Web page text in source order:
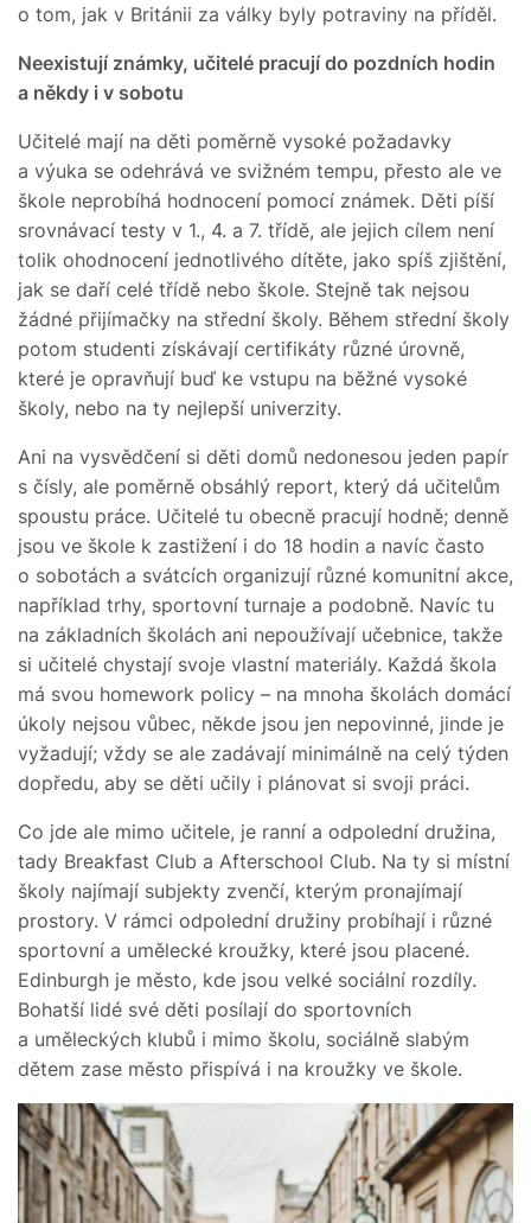
o tom, jak v Británii za války byly potraviny na příděl.
Neexistují známky, učitelé pracují do pozdních hodin
a někdy i v sobotu
Učitelé mají na děti poměrně vysoké požadavky
a výuka se odehrává ve svižném tempu, přesto ale ve
škole neprobíhá hodnocení pomocí známek. Děti píší
srovnávací testy v 1., 4. a 7. třídě, ale jejich cílem není
tolik ohodnocení jednotlivého dítěte, jako spíš zjištění,
jak se daří celé třídě nebo škole. Stejně tak nejsou
žádné přijímačky na střední školy. Během střední školy
potom studenti získávají certifikáty různé úrovně,
které je opravňují buď ke vstupu na běžné vysoké
školy, nebo na ty nejlepší univerzity.
Ani na vysvědčení si děti domů nedonesou jeden papír
s čísly, ale poměrně obsáhlý report, který dá učitelům
spoustu práce. Učitelé tu obecně pracují hodně; denně
jsou ve škole k zastižení i do 18 hodin a navíc často
o sobotách a svátcích organizují různé komunitní akce,
například trhy, sportovní turnaje a podobně. Navíc tu
na základních školách ani nepoužívají učebnice, takže
si učitelé chystají svoje vlastní materiály. Každá škola
má svou homework policy – na mnoha školách domácí
úkoly nejsou vůbec, někde jsou jen nepovinné, jinde je
vyžadují; vždy se ale zadávají minimálně na celý týden
dopředu, aby se děti učily i plánovat si svoji práci.
Co jde ale mimo učitele, je ranní a odpolední družina,
tady Breakfast Club a Afterschool Club. Na ty si místní
školy najímají subjekty zvenčí, kterým pronajímají
prostory. V rámci odpolední družiny probíhají i různé
sportovní a umělecké kroužky, které jsou placené.
Edinburgh je město, kde jsou velké sociální rozdíly.
Bohatší lidé své děti posílají do sportovních
a uměleckých klubů i mimo školu, sociálně slabým
dětem zase město přispívá i na kroužky ve škole.